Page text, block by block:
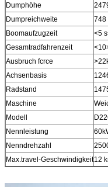
Dumphöhe
Dumpreichweite
748
Boomaufzugzeit
<5
Gesamtradfahrenzeit
Ausbruch fcrce
Achsenbasis
Radstand
Maschine
Modell
Nennleistung
Nenndrehzahl
Max.travel-Geschwindigkeit12